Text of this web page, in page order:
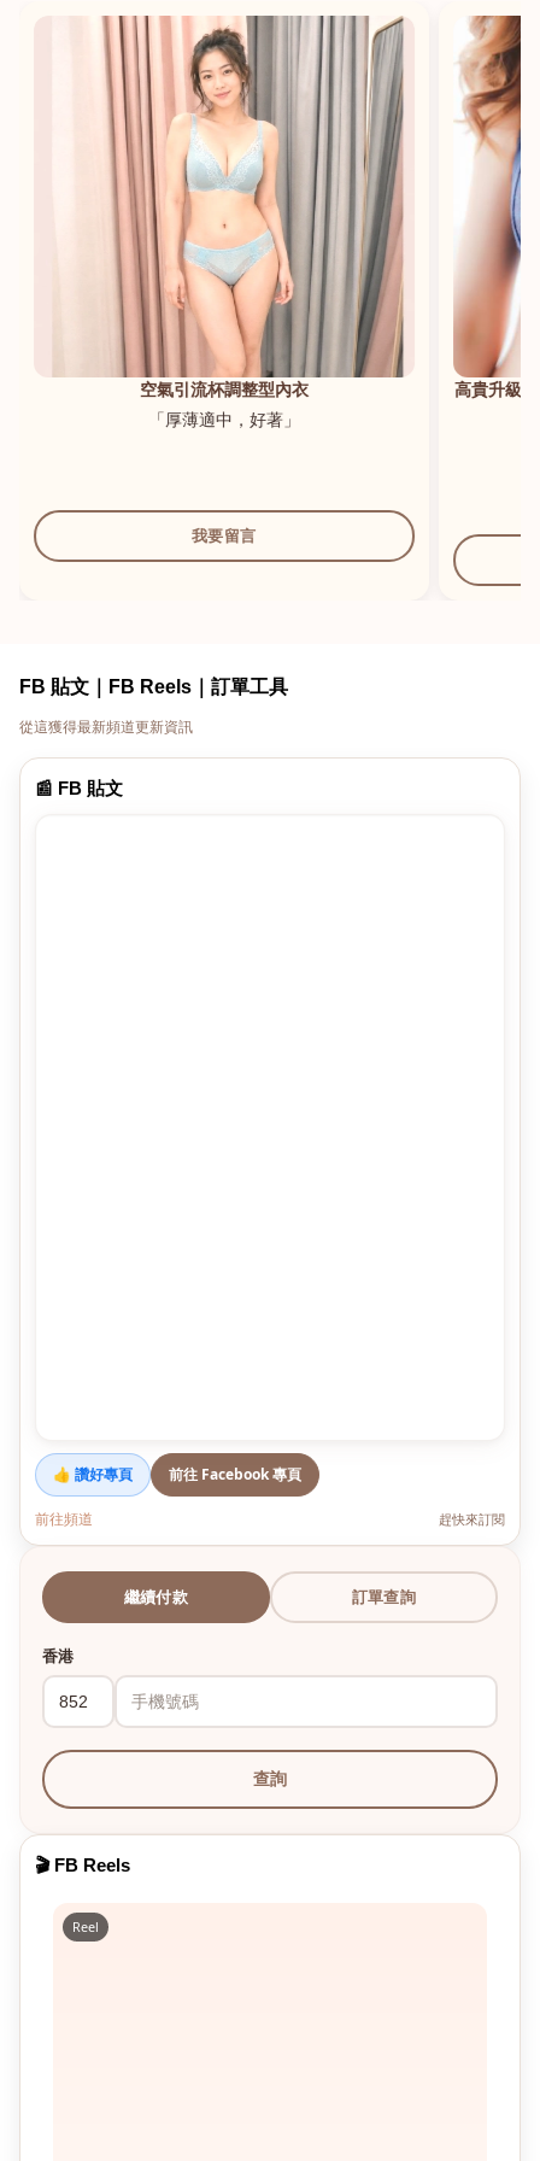
空氣引流杯調整型內衣
「厚薄適中，好著」
我要留言
高貴升級
FB 貼文｜FB Reels｜訂單工具
從這獲得最新頻道更新資訊
📰 FB 貼文
👍 讚好專頁 前往 Facebook 專頁
前往頻道 趕快來訂閱
繼續付款 訂單查詢
香港
查詢
🎬 FB Reels
Reel
港澳中文
English